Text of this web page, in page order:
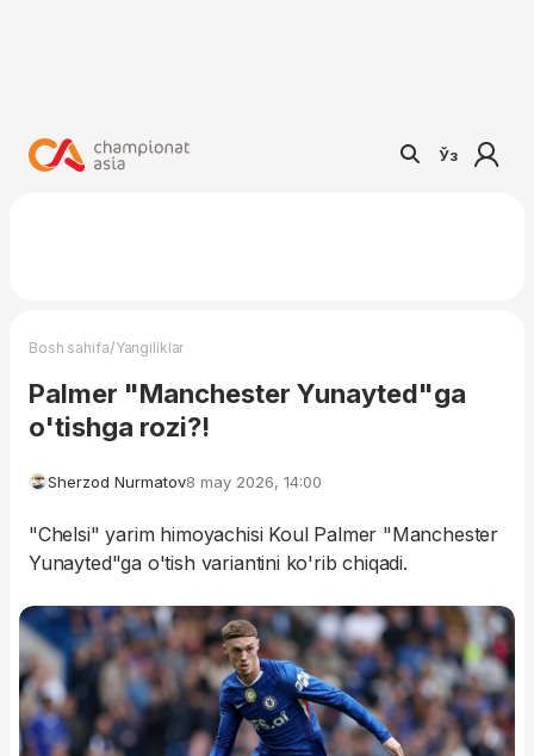
Ўз
Bosh sahifa/Yangiliklar
Palmer "Manchester Yunayted"ga
o'tishga rozi?!
Sherzod Nurmatov8 may 2026, 14:00
"Chelsi" yarim himoyachisi Koul Palmer "Manchester
Yunayted"ga o'tish variantini ko'rib chiqadi.